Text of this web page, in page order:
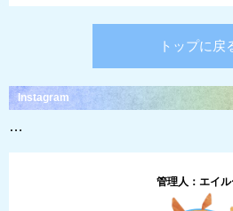
トップに戻
Instagram
…
管理人：エイ